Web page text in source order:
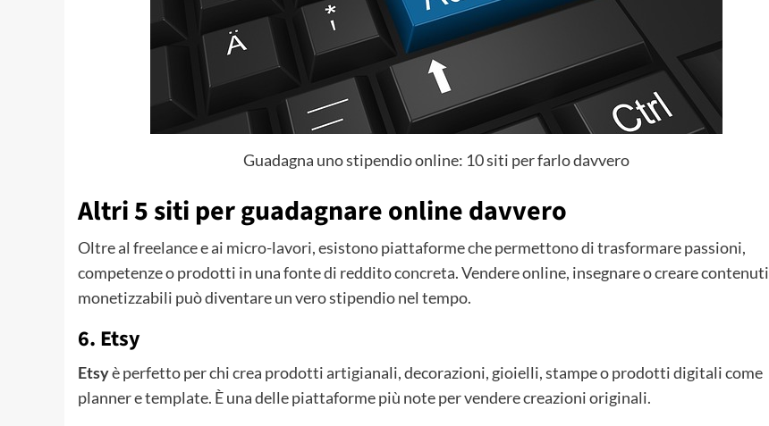
Guadagna uno stipendio online: 10 siti per farlo davvero
Altri 5 siti per guadagnare online davvero
Oltre al freelance e ai micro-lavori, esistono piattaforme che permettono di trasformare passioni,
competenze o prodotti in una fonte di reddito concreta. Vendere online, insegnare o creare contenuti
monetizzabili può diventare un vero stipendio nel tempo.
6. Etsy
Etsyè perfetto per chi crea prodotti artigianali, decorazioni, gioielli, stampe o prodotti digitali come
planner e template. È una delle piattaforme più note per vendere creazioni originali.